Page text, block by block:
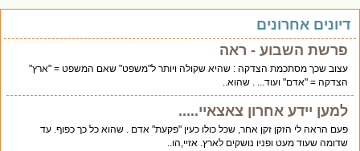
אחרונים
פרשת השבוע - ראה
עצוב שכך מסתכמת הצדקה : שהיא שקולה ויותר ל"משפט" שאם המשפט = "ארץ"
הצדקה = "אדם" ועוד... . שהוא..
למען יידע אחרון צאצאיי.....
פעם הראה לי הזקן זקן אחר, שכל כולו כעין "פקעת" אדם . שהוא כל כך כפוף. עד
שדומה שעוד מעט ופניו נושקים לארץ. אזיי,הו..